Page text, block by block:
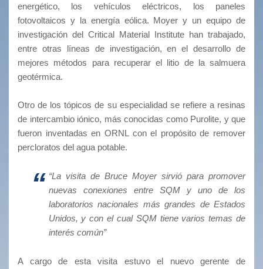
energético, los vehículos eléctricos, los paneles
fotovoltaicos y la energía eólica. Moyer y un equipo de
investigación del Critical Material Institute han trabajado,
entre otras líneas de investigación, en el desarrollo de
mejores métodos para recuperar el litio de la salmuera
geotérmica.
Otro de los tópicos de su especialidad se refiere a resinas
de intercambio iónico, más conocidas como Purolite, y que
fueron inventadas en ORNL con el propósito de remover
percloratos del agua potable.
“La visita de Bruce Moyer sirvió para promover
nuevas conexiones entre SQM y uno de los
laboratorios nacionales más grandes de Estados
Unidos, y con el cual SQM tiene varios temas de
interés común”
A cargo de esta visita estuvo el nuevo gerente de